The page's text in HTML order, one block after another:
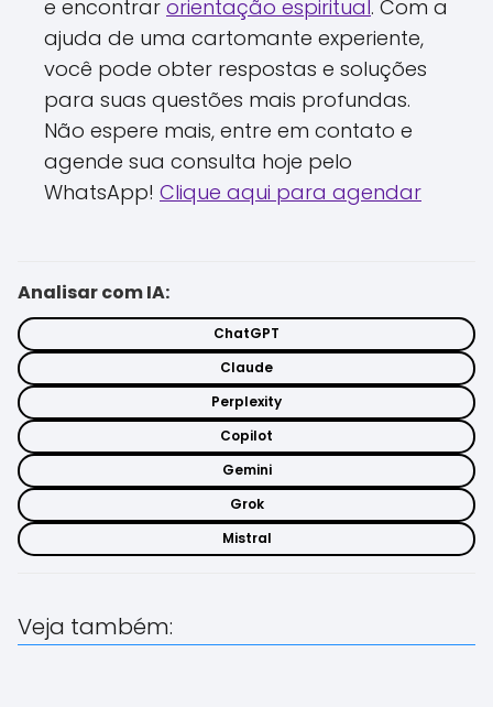
e encontrar orientação espiritual. Com a
ajuda de uma cartomante experiente,
você pode obter respostas e soluções
para suas questões mais profundas.
Não espere mais, entre em contato e
agende sua consulta hoje pelo
WhatsApp! Clique aqui para agendar
Analisar com IA:
ChatGPT
Claude
Perplexity
Copilot
Gemini
Grok
Mistral
Veja também: